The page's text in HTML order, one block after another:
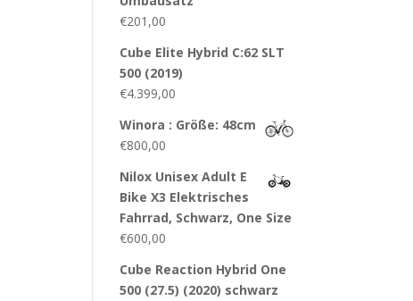
€201,00
Cube Elite Hybrid C:62 SLT
500 (2019)
€4.399,00
Winora : Größe: 48cm
€800,00
Nilox Unisex Adult E
Bike X3 Elektrisches
Fahrrad, Schwarz, One Size
€600,00
Cube Reaction Hybrid One
500 (27.5) (2020) schwarz